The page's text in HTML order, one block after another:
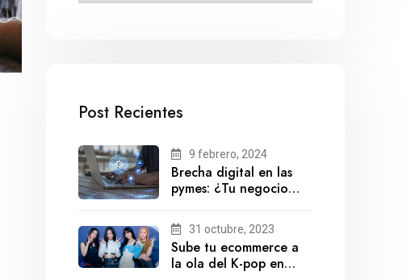
Post Recientes
9 febrero, 2024
Brecha digital en las
pymes: ¿Tu negocio
futuro?31 octubre, 2023
Sube tu ecommerce a
la ola del K-pop en